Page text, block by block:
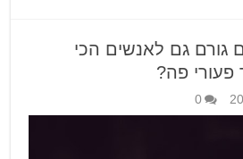
גורם גם לאנשים הכי
פעורי פה?
0